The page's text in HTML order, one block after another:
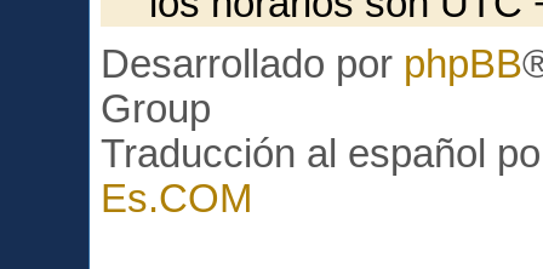
Desarrollado por phpBB
Group
Traducción al español
Es.COM